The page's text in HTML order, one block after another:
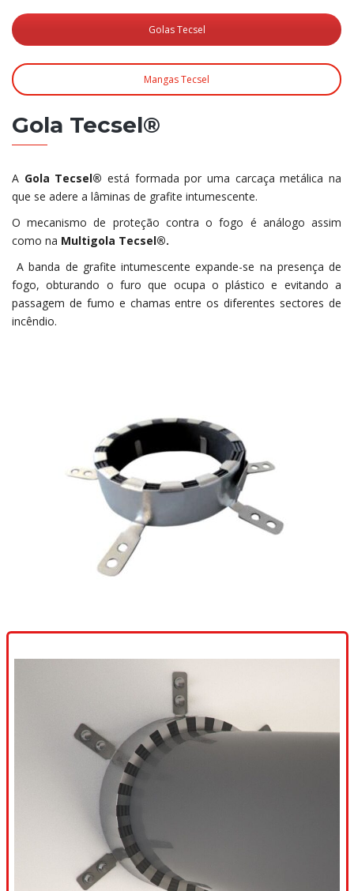
Golas Tecsel
Mangas Tecsel
Gola Tecsel®
A Gola Tecsel® está formada por uma carcaça metálica na
que se adere a lâminas de grafite intumescente.
O mecanismo de proteção contra o fogo é análogo assim
como na Multigola Tecsel®.
A banda de grafite intumescente expande-se na presença de
fogo, obturando o furo que ocupa o plástico e evitando a
passagem de fumo e chamas entre os diferentes sectores de
incêndio.